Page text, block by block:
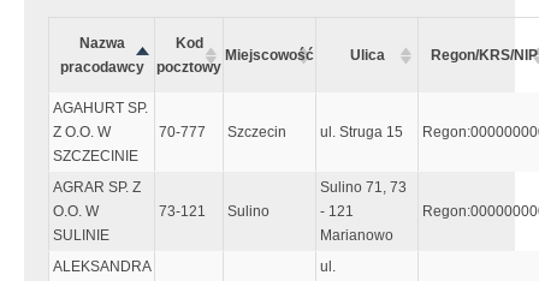
Nazwa
pracodawcy
Kod
pocztowy
Miejscowość Ulica Regon/KRS/NIP
AGAHURT SP.
Z O.O. W
SZCZECINIE
70-777 Szczecin ul. Struga 15
AGRAR SP. Z
O.O. W
SULINIE
73-121 Sulino
Sulino 71, 73
- 121
Marianowo
ALEKSANDRA
ul.